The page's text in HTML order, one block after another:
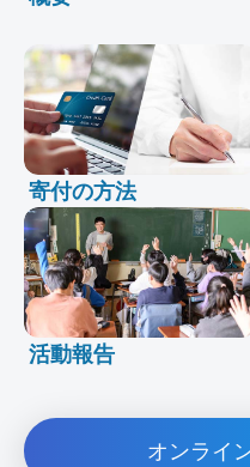
寄付の方法
活動報告
オンライ